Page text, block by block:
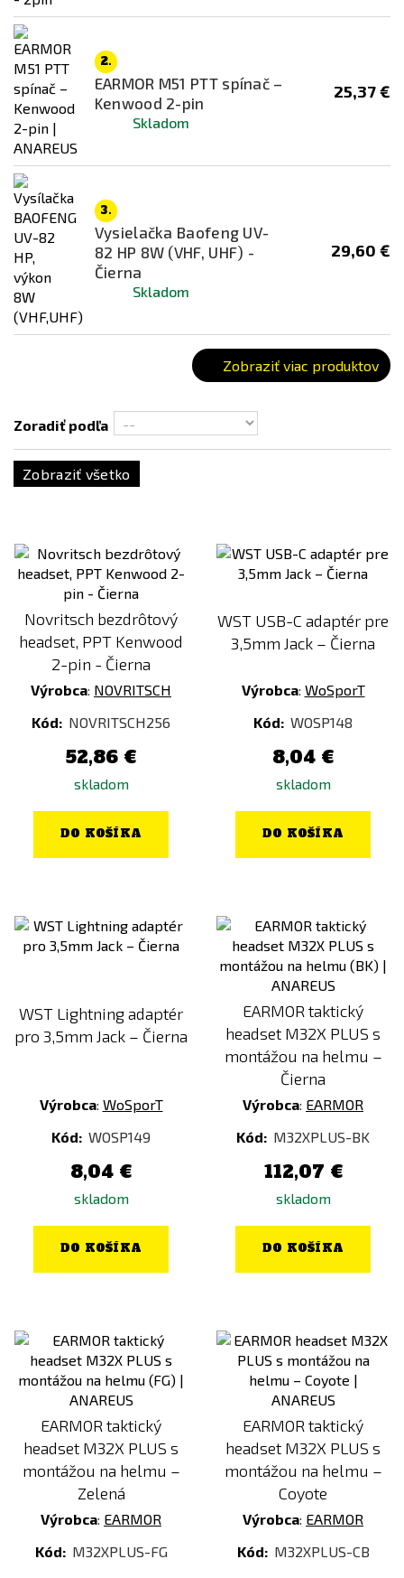
Multicam
Multicam Black
Ostatní
Piesočná
Ranger Green
Šedá
Zelená
2.
EARMOR M51 PTT spínač –
Kenwood 2-pin
Skladom
25,37 €
3.
Vysielačka Baofeng UV-
82 HP 8W (VHF, UHF) -
Čierna
Skladom
29,60 €
Zobraziť viac produktov
Zoradiť podľa
Zobraziť všetko
Novritsch bezdrôtový
headset, PPT Kenwood
2-pin - Čierna
Výrobca: NOVRITSCH
Kód: NOVRITSCH256
52,86 €
skladom
DO KOŠÍKA
WST USB-C adaptér pre
3,5mm Jack – Čierna
Výrobca: WoSporT
Kód: WOSP148
8,04 €
skladom
DO KOŠÍKA
WST Lightning adaptér
pro 3,5mm Jack – Čierna
Výrobca: WoSporT
Kód: WOSP149
8,04 €
skladom
DO KOŠÍKA
EARMOR taktický
headset M32X PLUS s
montážou na helmu –
Čierna
Výrobca: EARMOR
Kód: M32XPLUS-BK
112,07 €
skladom
DO KOŠÍKA
EARMOR taktický
headset M32X PLUS s
montážou na helmu –
Zelená
Výrobca: EARMOR
Kód: M32XPLUS-FG
EARMOR taktický
headset M32X PLUS s
montážou na helmu –
Coyote
Výrobca: EARMOR
Kód: M32XPLUS-CB